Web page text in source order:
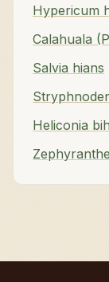
Hypericum
Calahuala
Salvia hians
Heliconia